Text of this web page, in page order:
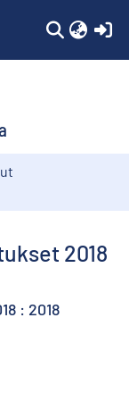
2018
: 2018